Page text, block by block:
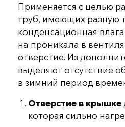
Применяется с целью
труб, имеющих разную
конденсационная
на проникала в
отверстие. Из
выделяют отсутствие
в зимний период
Отверстие в крышке
которая сильно